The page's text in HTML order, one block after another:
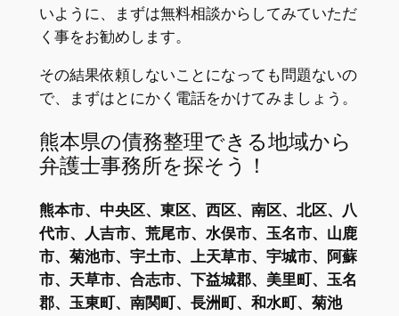
いように、まずは無料相談からしてみていただ
く事をお勧めします。
その結果依頼しないことになっても問題ないの
で、まずはとにかく電話をかけてみましょう。
熊本県の債務整理できる地域から
弁護士事務所を探そう！
熊本市、中央区、東区、西区、南区、北区、八
代市、人吉市、荒尾市、水俣市、玉名市、山鹿
市、菊池市、宇土市、上天草市、宇城市、阿蘇
市、天草市、合志市、下益城郡、美里町、玉名
郡、玉東町、南関町、長洲町、和水町、菊池